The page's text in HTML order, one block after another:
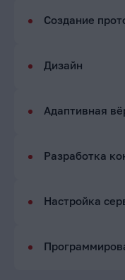
Создание
Дизайн
Адаптивная
Разработка
Настройка